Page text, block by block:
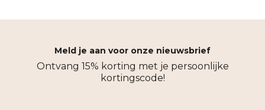
Meld je aan voor onze nieuwsbrief
Ontvang 15% korting met je persoonlijke
kortingscode!